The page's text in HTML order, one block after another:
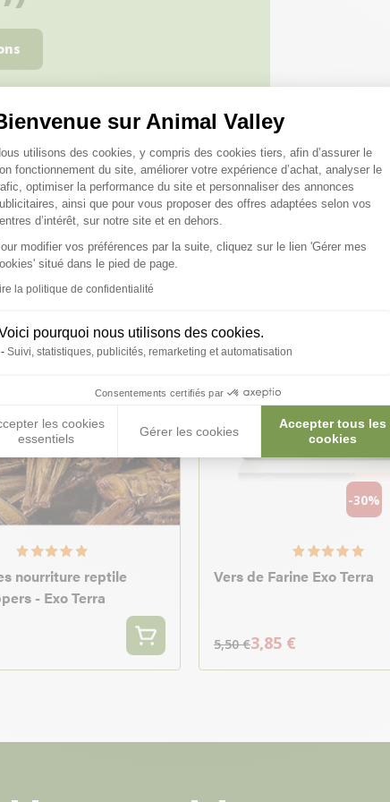
sur Animal Valley
de Gestion du
utilisons des cookies, y compris des cookies tiers, afin d’assurer le
fonctionnement du site, améliorer votre expérience d’achat, analyser le
optimiser la performance du site et personnaliser des annonces
ainsi que pour vous proposer des offres adaptées selon vos
d’intérêt, sur notre site et en dehors.
modifier vos préférences par la suite, cliquez sur le lien 'Gérer mes
situé dans le pied de page.
la politique de confidentialité
pourquoi nous utilisons des cookies.
Suivi, statistiques, publicités, remarketing et automatisation
Consentements certifiés par
les cookies
essentiels
Gérer les cookies
Accepter tous les
cookies
Axeptio consent
peuvent vous
nourriture reptile
- Exo Terra
-30%
Vers de Farine Exo Terra
5,50 €3,85 €